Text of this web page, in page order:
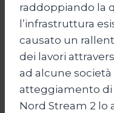
raddoppiando la
l’infrastruttura
causato un
dei lavori
ad alcune
atteggiamento di
Nord Stream 2 lo